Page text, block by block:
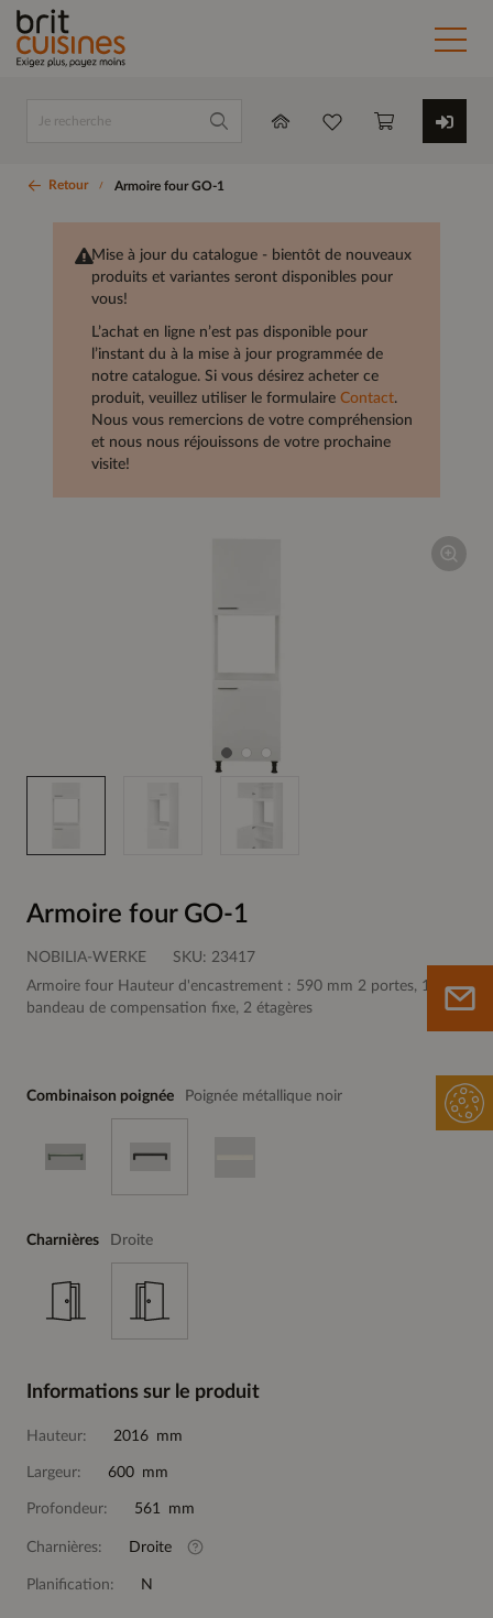
Retour Armoire four GO-1
Mise à jour du catalogue - bientôt de nouveaux
produits et variantes seront disponibles pour
vous!
L’achat en ligne n’est pas disponible pour
l’instant du à la mise à jour programmée de
notre catalogue. Si vous désirez acheter ce
produit, veuillez utiliser le formulaire Contact.
Nous vous remercions de votre compréhension
et nous nous réjouissons de votre prochaine
visite!
Armoire four GO-1
NOBILIA-WERKE SKU: 23417
Armoire four Hauteur d'encastrement : 590 mm 2 portes, 1
bandeau de compensation fixe, 2 étagères
Combinaison poignée Poignée métallique noir
Charnières Droite
Informations sur le produit
Hauteur: 2016 mm
Largeur: 600 mm
Profondeur: 561 mm
Charnières: Droite
Planification: N